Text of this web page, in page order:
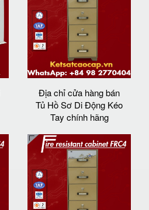
Địa chỉ cửa hàng bán
Tủ Hồ Sơ Di Động Kéo
Tay chính hãng